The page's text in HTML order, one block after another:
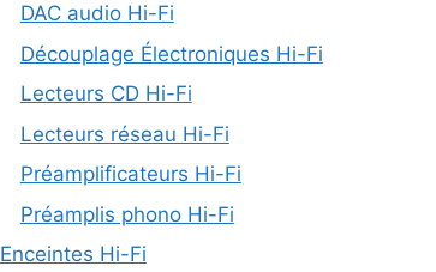
DAC audio Hi-Fi
Découplage Électroniques Hi-Fi
Lecteurs CD Hi-Fi
Lecteurs réseau Hi-Fi
Préamplificateurs Hi-Fi
Préamplis phono Hi-Fi
Enceintes Hi-Fi